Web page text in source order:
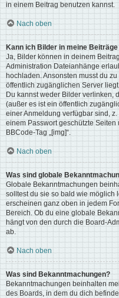
in einem Beitrag benutzen kannst.
Nach oben
Kann ich Bilder in meine
Ja, Bilder können in deinem
Administration Dateianhänge
hochladen. Ansonsten musst du
öffentlich zugänglichen Server
Du kannst weder Bilder verlinken,
(außer es ist ein öffentlich
einer Anmeldung verfügbar sind,
einem Passwort geschützte
BBCode-Tag „[img]“.
Nach oben
Was sind globale
Globale Bekanntmachungen
solltest du sie so bald wie möglich
erscheinen ganz oben in jedem
Bereich. Ob du eine globale
hängt von den durch die Board-
ab.
Nach oben
Was sind Bekanntmachungen?
Bekanntmachungen beinhalten
des Boards, in dem du dich